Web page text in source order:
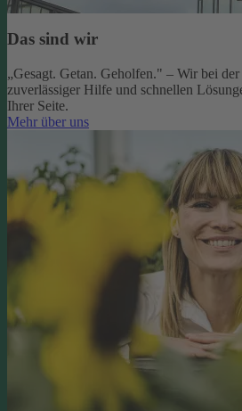
Das sind wir
„Gesagt. Getan. Geholfen." – Wir bei
zuverlässiger Hilfe und schnellen
Ihrer Seite.
Mehr über uns